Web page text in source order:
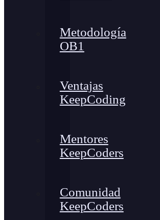
Metodología
OB1
Ventajas
KeepCoding
Mentores
KeepCoders
Comunidad
KeepCoders